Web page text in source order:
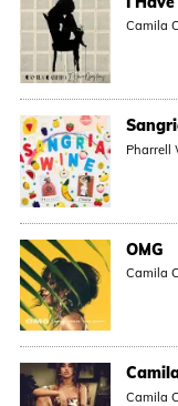
Camila
Pharrell
OMG
Camila
Camila